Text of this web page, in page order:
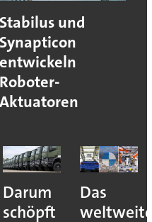
Stabilus und
Synapticon
entwickeln
Roboter-
Aktuatoren
Darum
schöpft
Das